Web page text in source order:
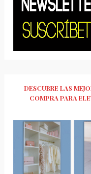
DESCUBRE LAS
COMPRA PARA